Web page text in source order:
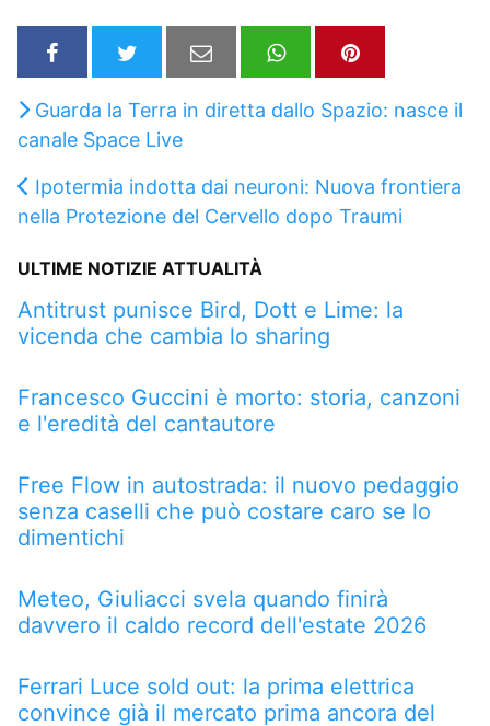
Guarda la Terra in diretta dallo Spazio: nasce il
canale Space Live
Ipotermia indotta dai neuroni: Nuova frontiera
nella Protezione del Cervello dopo Traumi
ULTIME NOTIZIE ATTUALITÀ
Antitrust punisce Bird, Dott e Lime: la
vicenda che cambia lo sharing
Francesco Guccini è morto: storia, canzoni
e l'eredità del cantautore
Free Flow in autostrada: il nuovo pedaggio
senza caselli che può costare caro se lo
dimentichi
Meteo, Giuliacci svela quando finirà
davvero il caldo record dell'estate 2026
Ferrari Luce sold out: la prima elettrica
convince già il mercato prima ancora del